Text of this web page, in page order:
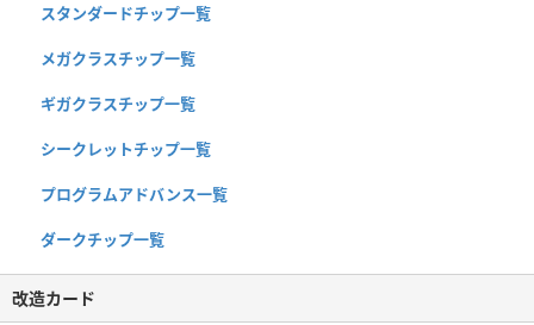
スタンダードチップ一覧
メガクラスチップ一覧
ギガクラスチップ一覧
シークレットチップ一覧
プログラムアドバンス一覧
ダークチップ一覧
改造カード